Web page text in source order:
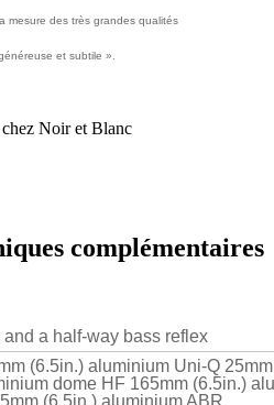
complémentaires
and a half-way bass reflex
(6.5in.) aluminium Uni-Q
dome HF 165mm (6.5in.)
mesure des très grandes qualités
et subtile ».
Noir et Blanc